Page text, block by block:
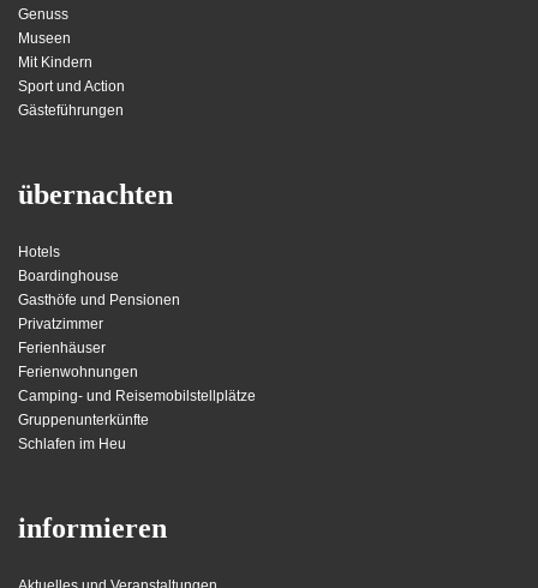
Genuss
Museen
Mit Kindern
Sport und Action
Gästeführungen
übernachten
Hotels
Boardinghouse
Gasthöfe und Pensionen
Privatzimmer
Ferienhäuser
Ferienwohnungen
Camping- und Reisemobilstellplätze
Gruppenunterkünfte
Schlafen im Heu
informieren